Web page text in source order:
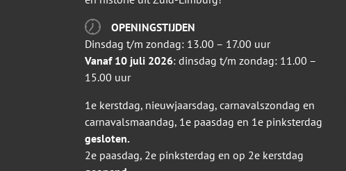
OPENINGSTIJDEN
Dinsdag t/m zondag: 13.00 – 17.00 uur
Vanaf 10 juli 2026: dinsdag t/m zondag: 11.00 –
15.00 uur
1e kerstdag, nieuwjaarsdag, carnavalszondag en
carnavalsmaandag, 1e paasdag en 1e pinksterdag
gesloten.
2e paasdag, 2e pinksterdag en op 2e kerstdag